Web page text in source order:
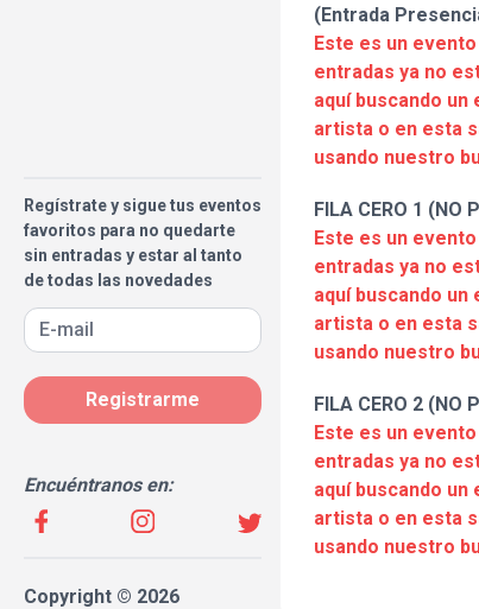
Regístrate y sigue tus eventos
favoritos para no quedarte
sin entradas y estar al tanto
de todas las novedades
Registrarme
Encuéntranos en:
Copyright © 2026
(Entrada
Este es un
entradas ya no
aquí buscando
artista o en esta
usando nuestro
FILA CERO 1 (NO
Este es un
entradas ya no
aquí buscando
artista o en esta
usando nuestro
FILA CERO 2 (NO
Este es un
entradas ya no
aquí buscando
artista o en esta
usando nuestro